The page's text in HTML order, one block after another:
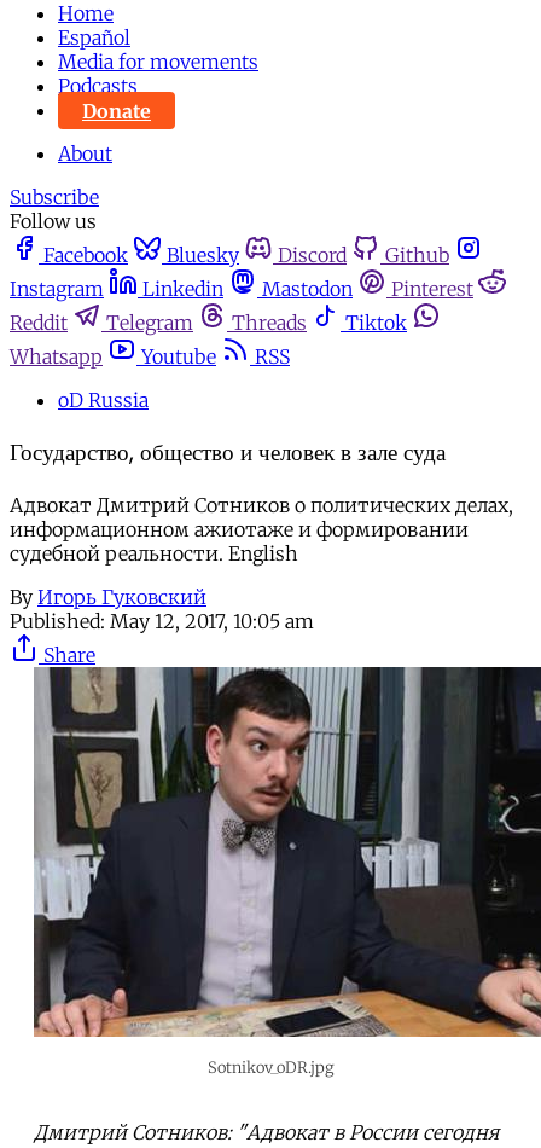
Home
Español
Media for movements
Podcasts
Donate
About
Subscribe
Follow us
Facebook
Bluesky Discord
Github
Instagram
Linkedin Mastodon
Pinterest
Reddit
Telegram Threads
Tiktok
Whatsapp
Youtube
RSS
oD Russia
Государство, общество и человек в зале суда
Адвокат Дмитрий Сотников о политических делах,
информационном ажиотаже и формировании
судебной реальности. English
By Игорь Гуковский
Published: May 12, 2017, 10:05 am
Share
Sotnikov_oDR.jpg
Дмитрий Сотников: "Адвокат в России сегодня